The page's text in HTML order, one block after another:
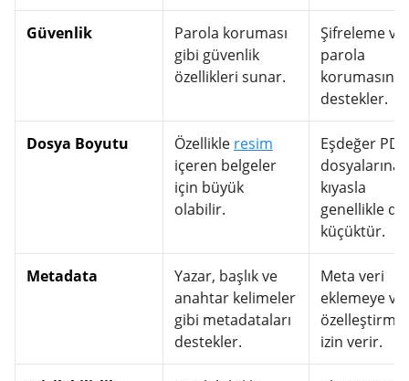
Güvenlik
Parola koruması
gibi güvenlik
özellikleri sunar.
Şifreleme ve
parola
korumasını
destekler.
Dosya Boyutu Özellikle resim
içeren belgeler
için büyük
olabilir.
Eşdeğer PDF
dosyalarına
kıyasla
genellikle
küçüktür.
Metadata
Yazar, başlık ve
anahtar kelimeler
gibi metadataları
destekler.
Meta veri
eklemeye ve
izin verir.